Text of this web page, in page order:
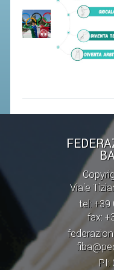
Viale
tel: +39
fax:
PI: